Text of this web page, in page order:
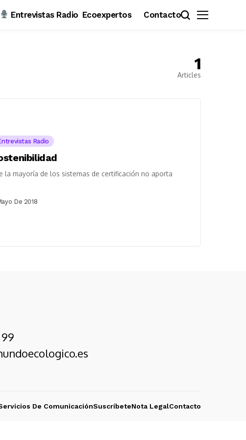
Entrevistas Radio Ecoexpertos Contacto
1
Articles
Radio
la mayoría de los sistemas de certificación no aporta
De 2018
De ComunicaciónSuscríbeteNota LegalContacto